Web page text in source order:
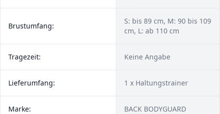
Brustumfang:
S: bis 89 cm, M: 90 bis 109
cm, L: ab 110 cm
Tragezeit: Keine Angabe
Lieferumfang: 1 x Haltungstrainer
Marke: BACK BODYGUARD